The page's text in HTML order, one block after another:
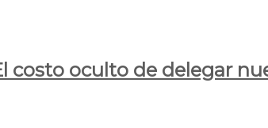
costo oculto de delegar